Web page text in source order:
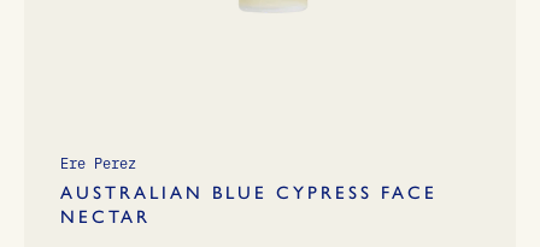
Ere Perez
AUSTRALIAN BLUE CYPRESS FACE
NECTAR